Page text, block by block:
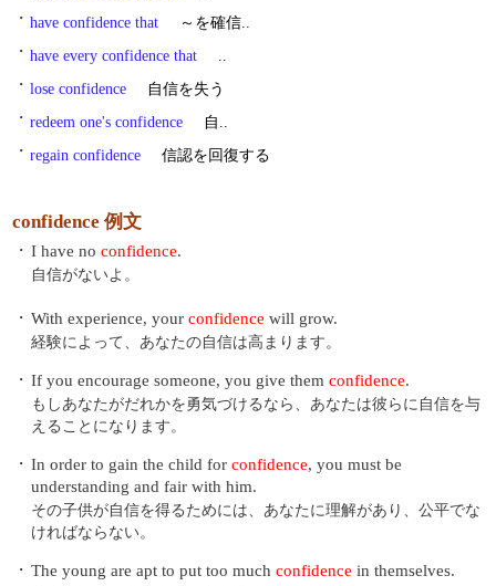
・ have confidence that
～を確信..
・ have every confidence that
..
・ lose confidence
自信を失う
・ redeem one's confidence
自..
・ regain confidence 信認を回復する
confidence 例文
・ I have no confidence.
自信がないよ。
・ With experience, your confidence will grow.
経験によって、あなたの自信は高まります。
・ If you encourage someone, you give them confidence.
もしあなたがだれかを勇気づけるなら、あなたは彼らに自信を与
えることになります。
・ In order to gain the child for confidence, you must be
understanding and fair with him.
その子供が自信を得るためには、あなたに理解があり、公平でな
ければならない。
・ The young are apt to put too much confidence in themselves.